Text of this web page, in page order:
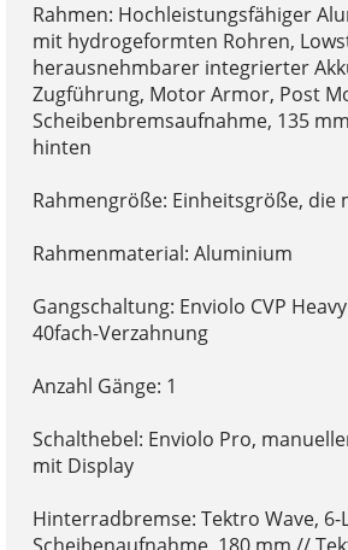
Rahmen: Hochleistungsfähiger
mit hydrogeformten Rohren,
herausnehmbarer integrierter
Zugführung, Motor Armor, Post
Scheibenbremsaufnahme, 135
hinten
Rahmengröße: Einheitsgröße, die
Rahmenmaterial: Aluminium
Gangschaltung: Enviolo CVP
40fach-Verzahnung
Anzahl Gänge: 1
Schalthebel: Enviolo Pro,
mit Display
Hinterradbremse: Tektro Wave, 6-